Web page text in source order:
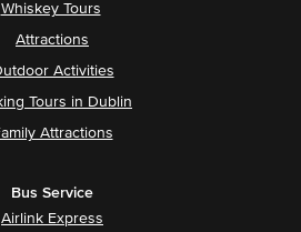
Whiskey Tours
Attractions
Activities
Tours in Dublin
Attractions
Bus Service
Airlink Express